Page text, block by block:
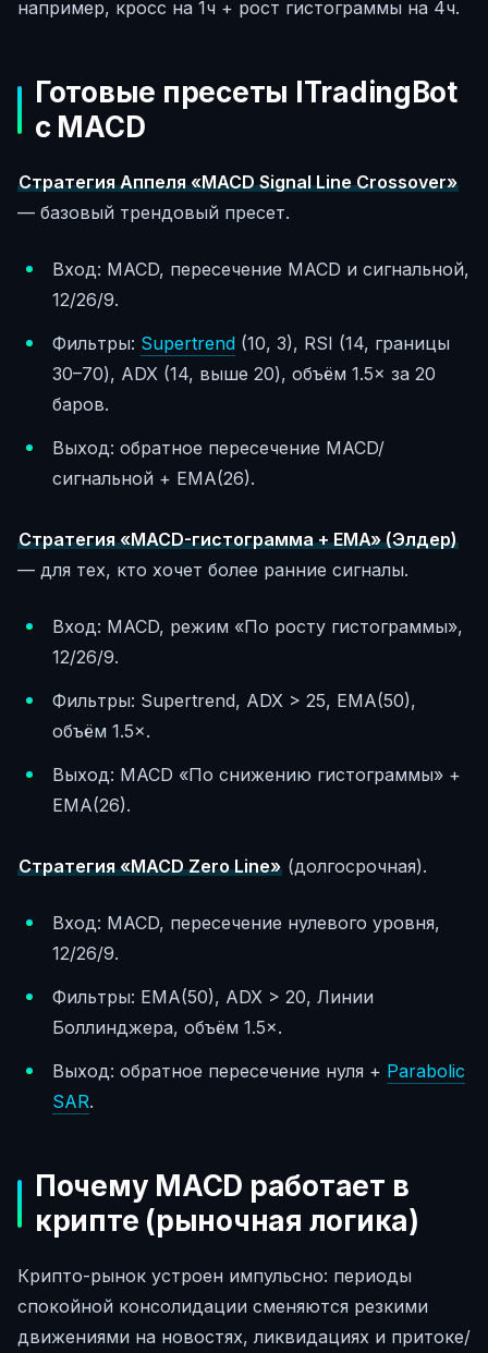
например, кросс на 1ч + рост гистограммы на 4ч.
Готовые пресеты ITradingBot
с MACD
Стратегия Аппеля «MACD Signal Line Crossover»
— базовый трендовый пресет.
Вход: MACD, пересечение MACD и сигнальной,
12/26/9.
Фильтры: Supertrend (10, 3), RSI (14, границы
30–70), ADX (14, выше 20), объём 1.5× за 20
баров.
Выход: обратное пересечение MACD/
сигнальной + EMA(26).
Стратегия «MACD-гистограмма + EMA» (Элдер)
— для тех, кто хочет более ранние сигналы.
Вход: MACD, режим «По росту гистограммы»,
12/26/9.
Фильтры: Supertrend, ADX > 25, EMA(50),
объём 1.5×.
Выход: MACD «По снижению гистограммы» +
EMA(26).
Стратегия «MACD Zero Line»(долгосрочная).
Вход: MACD, пересечение нулевого уровня,
12/26/9.
Фильтры: EMA(50), ADX > 20, Линии
Боллинджера, объём 1.5×.
Выход: обратное пересечение нуля + Parabolic
SAR.
Почему MACD работает в
крипте (рыночная логика)
Крипто-рынок устроен импульсно: периоды
спокойной консолидации сменяются резкими
движениями на новостях, ликвидациях и притоке/